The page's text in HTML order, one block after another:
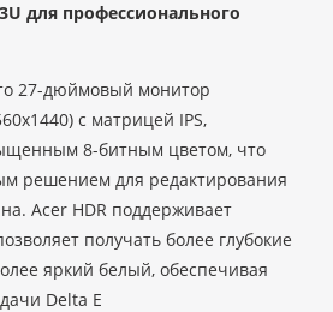
для профессионального
27-дюймовый монитор
с матрицей IPS,
8-битным цветом, что
решением для редактирования
Acer HDR поддерживает
получать более глубокие
яркий белый, обеспечивая
Delta E